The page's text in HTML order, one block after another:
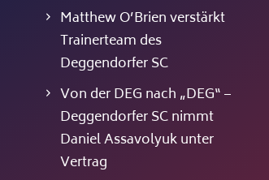
Matthew O’Brien verstärkt
Trainerteam des
Deggendorfer SC
Von der DEG nach „DEG“ –
Deggendorfer SC nimmt
Daniel Assavolyuk unter
Vertrag